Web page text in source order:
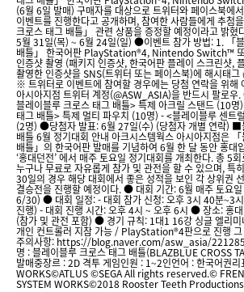
(6월 6일 발매) 구매자를 대상으로 트위터와 페이스북에
이벤트를 진행한다고 공개하며, 참여한 사람들에게 추첨
크로스 태그 배틀」 관련 상품을 증정할 예정이라고 밝
5월 31일(목) ~ 6월 24일(일) ●이벤트 참가 방법: 1. 「
배틀」 한국어판 PlayStation®4, Nintendo Switch™ 또
인증샷 촬영 (패키지 인증샷, 한국어판 플레이 스크린샷,
촬영한 인증샷을 SNS(트위터 또는 페이스북)에 해시태
※ 트위터로 이벤트에 참여할 경우에는 당첨 연락을 위해
아시아지점 트위터 계정(@ASW_ASIA)을 반드시 팔로
블레이블루 크로스 태그 배틀> 특제 아크릴 스탠드 (10
태그 배틀> 특제 멀티 파우치 (10명) - <블레이블루 센트
(2명) ●당첨자 발표: 6월 27일(수) (당첨자 개별 연락) ■
배틀 6월 정기대회 안내 아크시스템웍스 아시아지점은
배틀」의 한국어판 발매를 기념하여 6월 한 달 동안 홍대
‘홍대던전’ 에서 매주 토요일 정기대회를 개최한다. 총 5
누구나 무료로 자유롭게 참가 및 관전을 할 수 있으며, 특
30일의 경우 해당 대회에서 좋은 성적을 보인 각 상위권
결승전을 진행할 예정이다. ● 대회 기간: 6월 매주 토
6/30) ● 대회 일정: - 대회 참가 신청: 오후 3시 40분~3
진행) - 대회 진행 시간: 오후 4시 ~ 오후 6시 ● 장소: 홍
(참가 및 관전 포함) ● 경기 규칙: 1대1 16강 싱글 엘리
개인 컨트롤러 지참 가능 / PlayStation®4판으로 진행 그
주의사항: https://blog.naver.com/asw_asia/
명 : 블레이블루 크로스 태그 배틀(BLAZBLUE CROSS
발매중장르 : 2D 격투 게임인원 : 1~2인언어 : 한국어권
WORKS©ATLUS ©SEGA All rights reserved.©
SYSTEM WORKS©2018 Rooster Teeth